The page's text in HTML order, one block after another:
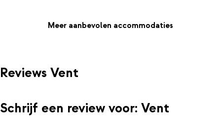
Meer aanbevolen accommodaties
Reviews Vent
Schrijf een review voor: Vent